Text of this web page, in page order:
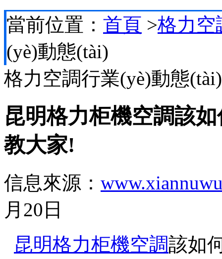
當前位置： 首頁 >格力空
(yè)動態(tài)
格力空調行業(yè)動態(tài)
昆明格力柜機空調該
教大家!
信息來源：
月20日
昆明格力柜機空調該如